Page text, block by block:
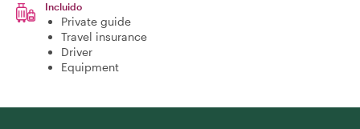
Incluido
Private guide
Travel insurance
Driver
Equipment